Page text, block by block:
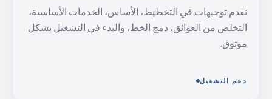
نقدم توجيهات في التخطيط، الأساس، الخدمات الأساسية،
التخلص من العوائق، دمج الخط، والبدء في التشغيل بشكل
موثوق.
دعم التشغيل